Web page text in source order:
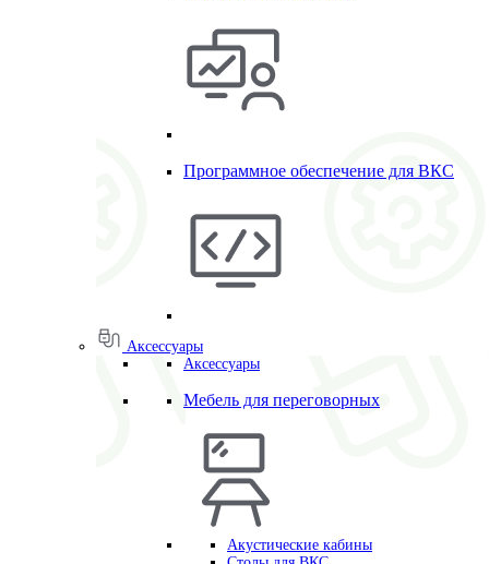
Программное обеспечение для ВКС
Аксессуары
Аксессуары
Мебель для переговорных
Акустические кабины